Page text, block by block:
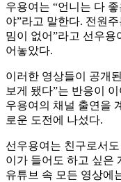
우용여는 “언니는 다
야”라고 말한다. 전원
밈이 없어”라고 선우용
어놓았다.
이러한 영상들이 공개
보게 됐다”는 반응이
우용여의 채널 출연을
로운 도전에 나섰다.
선우용여는 친구로서
이가 들어도 하고 싶은
유튜브 속 모든 영상에